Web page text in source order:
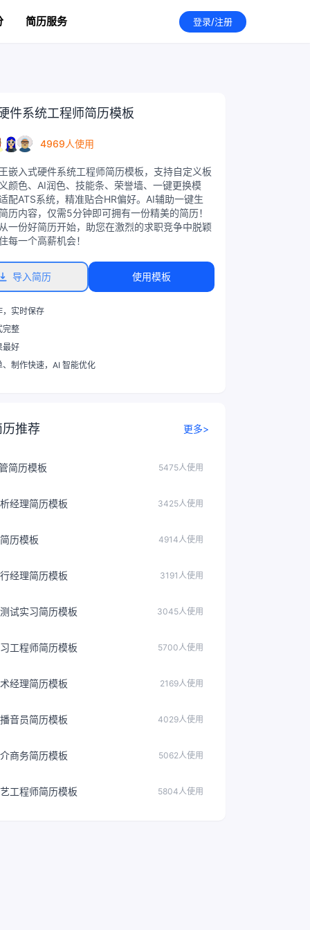
简历服务 登录/注册
件系统工程师简历模板
4969人使用
嵌入式硬件系统工程师简历模板，支持自定义板
颜色、AI润色、技能条、荣誉墙、一键更换模
配ATS系统，精准贴合HR偏好。AI辅助一键生
历内容，仅需5分钟即可拥有一份精美的简历！
一份好简历开始，助您在激烈的求职竞争中脱颖
每一个高薪机会！
导入简历 使用模板
，实时保存
完整
最好
、制作快速，AI 智能优化
推荐 更多>
简历模板 5475人使用
经理简历模板 3425人使用
历模板 4914人使用
经理简历模板 3191人使用
试实习简历模板 3045人使用
工程师简历模板 5700人使用
经理简历模板 2169人使用
音员简历模板 4029人使用
商务简历模板 5062人使用
工程师简历模板 5804人使用